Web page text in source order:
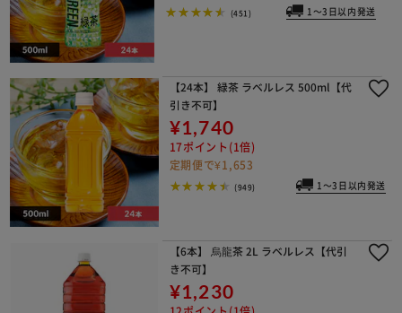
(451) 1～3日以内発送
【24本】 緑茶 ラベルレス 500ml【代
引き不可】
¥1,740
17ポイント(1倍)
定期便で¥1,653
(949) 1～3日以内発送
【6本】 烏龍茶 2L ラベルレス【代引
き不可】
¥1,230